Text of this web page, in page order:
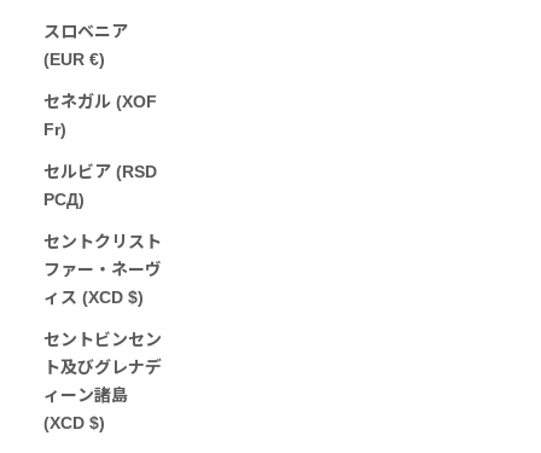
スロベニア
(EUR €)
セネガル (XOF
Fr)
セルビア (RSD
РСД)
セントクリスト
ファー・ネーヴ
ィス (XCD $)
セントビンセン
ト及びグレナデ
ィーン諸島
(XCD $)